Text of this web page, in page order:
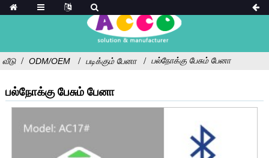
வீடு ODM/OEM படிக்கும் பேனா பல்நோக்கு பேசும் பேனா
பல்நோக்கு பேசும் பேனா